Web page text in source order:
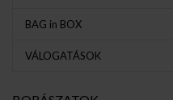
BAG in BOX
VÁLOGATÁSOK